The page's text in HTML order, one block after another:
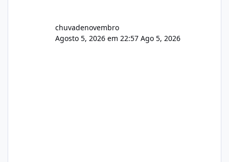
chuvadenovembro
Agosto 5, 2026 em 22:57 Ago 5, 2026